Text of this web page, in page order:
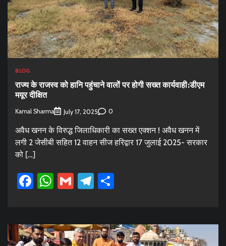
BLOG
राज्य के राजस्व को हानि पहुंचाने वालों पर होगी सख्त कार्यवाही:डीएम
मयूर दीक्षित
Kamal Sharma July 17, 2025 0
अवैध खनन के विरुद्ध जिलाधिकारी का सख्त एक्शन ! अवैध खनन में
लगी 2 जेसीबी सहित 12 वाहन सीज हरिद्वार 17 जुलाई 2025- सरकार
को […]
Facebook
WhatsApp
GmailTelegram